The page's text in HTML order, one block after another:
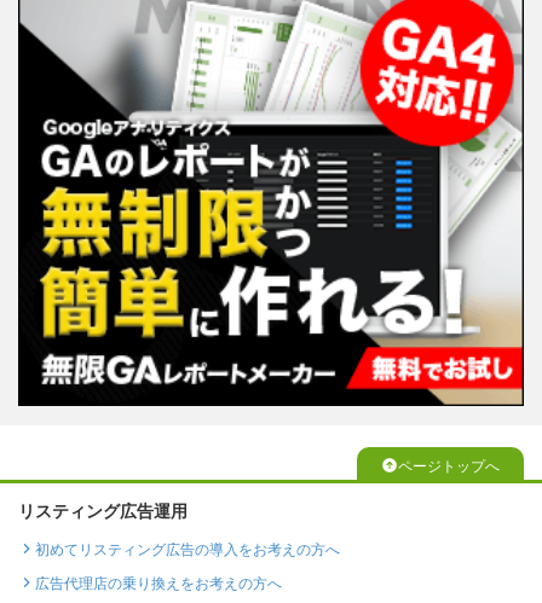
ページトップへ
リスティング広告運用
初めてリスティング広告の導入をお考えの方へ
広告代理店の乗り換えをお考えの方へ